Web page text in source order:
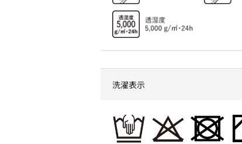
洗濯表示